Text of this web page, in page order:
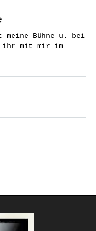
meine Bühne u. bei
ihr mit mir im